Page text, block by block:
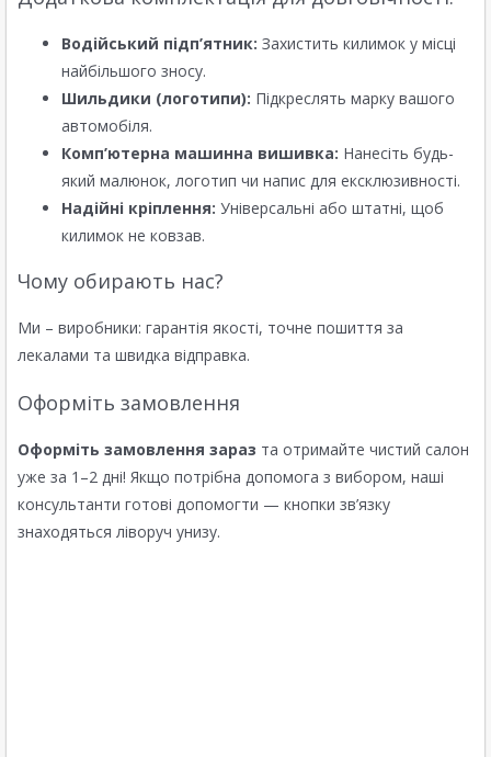
Водійський підп’ятник: Захистить килимок у місці
найбільшого зносу.
Шильдики (логотипи): Підкреслять марку вашого
автомобіля.
Комп’ютерна машинна вишивка: Нанесіть будь-
який малюнок, логотип чи напис для ексклюзивності.
Надійні кріплення: Універсальні або штатні, щоб
килимок не ковзав.
Чому обирають нас?
Ми – виробники: гарантія якості, точне пошиття за
лекалами та швидка відправка.
Оформіть замовлення
Оформіть замовлення зараз та отримайте чистий салон
уже за 1–2 дні! Якщо потрібна допомога з вибором, наші
консультанти готові допомогти — кнопки зв’язку
знаходяться ліворуч унизу.